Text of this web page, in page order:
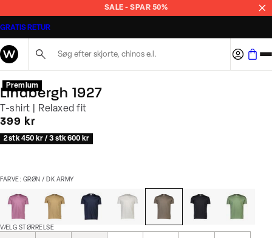
SALE - SPAR 50%
GRATIS RETUR
Premium
Lindbergh 1927
T-shirt | Relaxed fit
I alt (inkl. rabat)
399 kr
2 stk 450 kr / 3 stk 600 kr
FARVE: GRØN / DK ARMY
VÆLG STØRRELSE